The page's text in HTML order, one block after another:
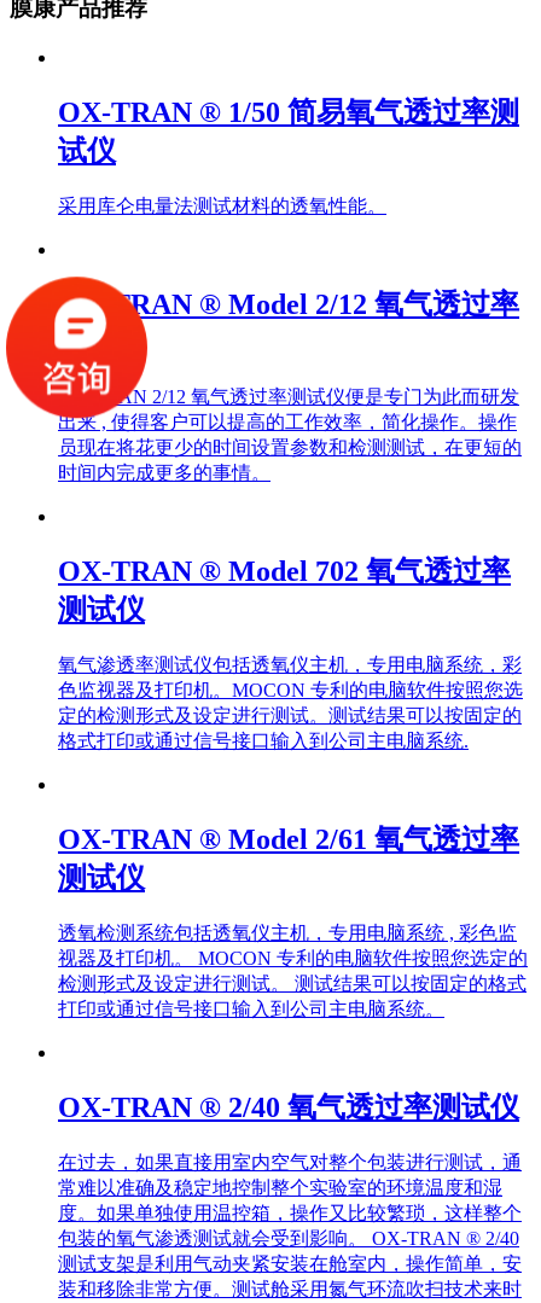
膜康产品推荐
OX-TRAN ® 1/50 简易氧气透过率测
试仪
采用库仑电量法测试材料的透氧性能。
OX-TRAN ® Model 2/12 氧气透过率
测试仪
OX-TRAN 2/12 氧气透过率测试仪便是专门为此而研发
出来 , 使得客户可以提高的工作效率，简化操作。操作
员现在将花更少的时间设置参数和检测测试，在更短的
时间内完成更多的事情。
OX-TRAN ® Model 702 氧气透过率
测试仪
氧气渗透率测试仪包括透氧仪主机，专用电脑系统，彩
色监视器及打印机。MOCON 专利的电脑软件按照您选
定的检测形式及设定进行测试。测试结果可以按固定的
格式打印或通过信号接口输入到公司主电脑系统.
OX-TRAN ® Model 2/61 氧气透过率
测试仪
透氧检测系统包括透氧仪主机，专用电脑系统 , 彩色监
视器及打印机。 MOCON 专利的电脑软件按照您选定的
检测形式及设定进行测试。 测试结果可以按固定的格式
打印或通过信号接口输入到公司主电脑系统。
OX-TRAN ® 2/40 氧气透过率测试仪
在过去，如果直接用室内空气对整个包装进行测试，通
常难以准确及稳定地控制整个实验室的环境温度和湿
度。如果单独使用温控箱，操作又比较繁琐，这样整个
包装的氧气渗透测试就会受到影响。 OX-TRAN ® 2/40
测试支架是利用气动夹紧安装在舱室内，操作简单，安
装和移除非常方便。测试舱采用氮气环流吹扫技术来时